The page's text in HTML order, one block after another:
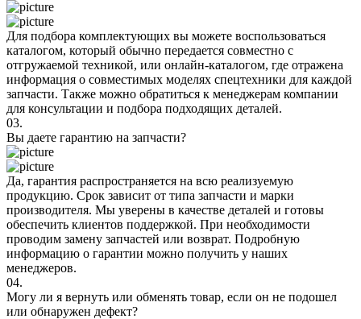
Для подбора комплектующих вы можете воспользоваться
каталогом, который обычно передается совместно с
отгружаемой техникой, или онлайн-каталогом, где отражена
информация о совместимых моделях спецтехники для каждой
запчасти. Также можно обратиться к менеджерам компании
для консультации и подбора подходящих деталей.
03.
Вы даете гарантию на запчасти?
Да, гарантия распространяется на всю реализуемую
продукцию. Срок зависит от типа запчасти и марки
производителя. Мы уверены в качестве деталей и готовы
обеспечить клиентов поддержкой. При необходимости
проводим замену запчастей или возврат. Подробную
информацию о гарантии можно получить у наших
менеджеров.
04.
Могу ли я вернуть или обменять товар, если он не подошел
или обнаружен дефект?